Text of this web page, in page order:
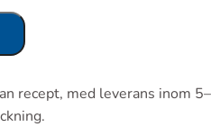
recept, med leverans inom